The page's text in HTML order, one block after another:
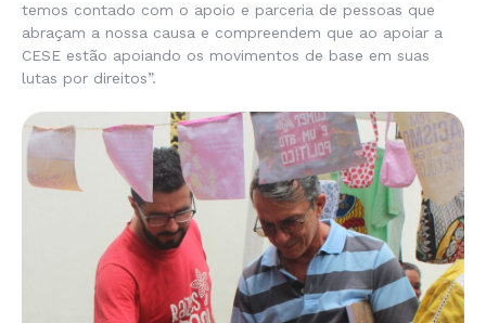
temos contado com o apoio e parceria de pessoas que
abraçam a nossa causa e compreendem que ao apoiar a
CESE estão apoiando os movimentos de base em suas
lutas por direitos”.